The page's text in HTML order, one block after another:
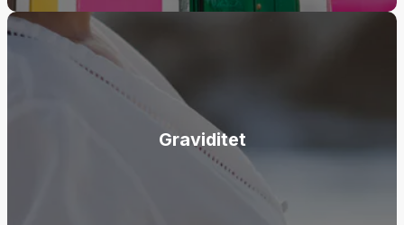
Graviditet